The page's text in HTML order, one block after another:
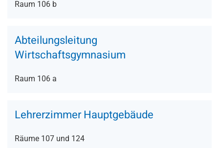
Raum 106 b
Abteilungsleitung
Wirtschaftsgymnasium
Raum 106 a
Lehrerzimmer Hauptgebäude
Räume 107 und 124